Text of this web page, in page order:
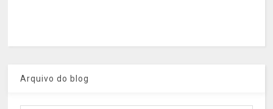
Arquivo do blog